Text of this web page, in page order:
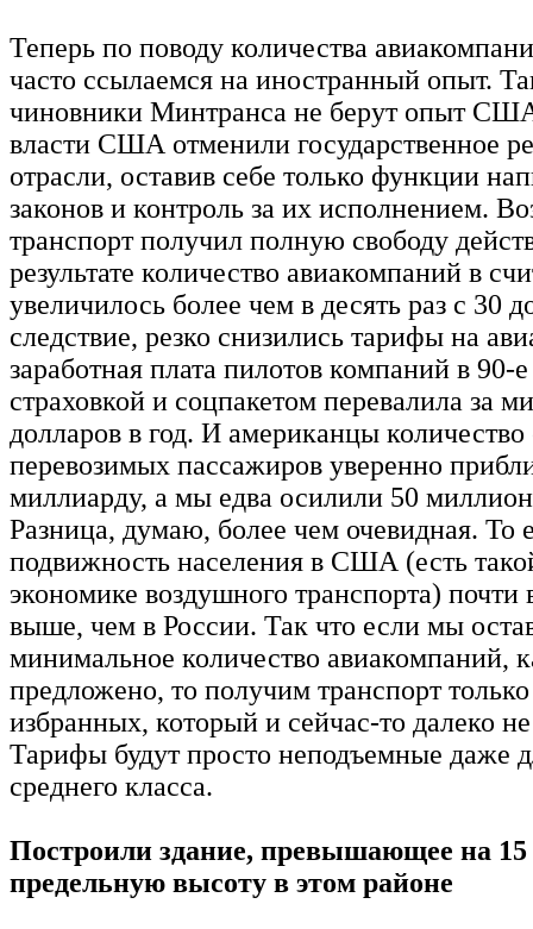
Теперь по поводу количества
часто ссылаемся на иностранный опыт.
чиновники Минтранса не берут опыт
власти США отменили государственное
отрасли, оставив себе только функции
законов и контроль за их исполнением.
транспорт получил полную свободу
результате количество авиакомпаний в
увеличилось более чем в десять раз с 30
следствие, резко снизились тарифы на
заработная плата пилотов компаний в 90-
страховкой и соцпакетом перевалила за
долларов в год. И американцы количество
перевозимых пассажиров уверенно
миллиарду, а мы едва осилили 50
Разница, думаю, более чем очевидная. То
подвижность населения в США (есть
экономике воздушного транспорта) почти
выше, чем в России. Так что если мы
минимальное количество авиакомпаний,
предложено, то получим транспорт
избранных, который и сейчас-то далеко
Тарифы будут просто неподъемные даже
среднего класса.
Построили здание, превышающее на 15
предельную высоту в этом районе